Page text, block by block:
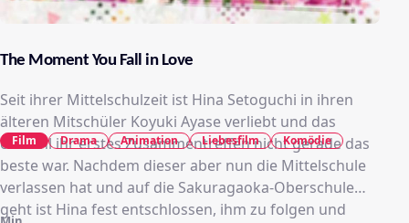
The Moment You Fall in Love
Seit ihrer Mittelschulzeit ist Hina Setoguchi in ihren
älteren Mitschüler Koyuki Ayase verliebt und das
obwohl ihr erstes Zusammentreffen nicht gerade das
beste war. Nachdem dieser aber nun die Mittelschule
verlassen hat und auf die Sakuragaoka-Oberschule
geht ist Hina fest entschlossen, ihm zu folgen und
Film Drama Animation Liebesfilm Komödie